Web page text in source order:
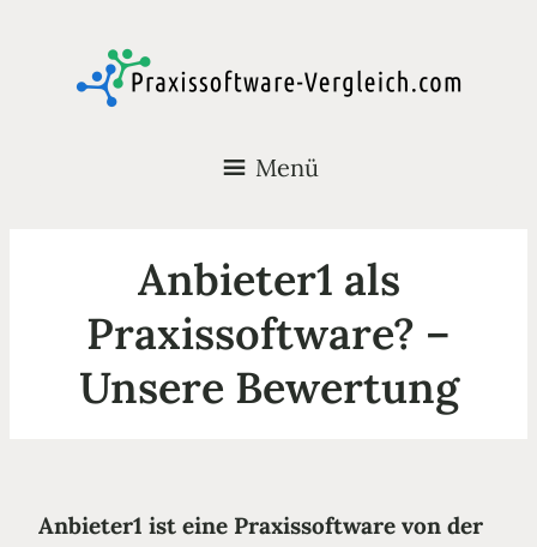
Menü
Anbieter1 als
Praxissoftware? –
Unsere Bewertung
Anbieter1 ist eine Praxissoftware von der